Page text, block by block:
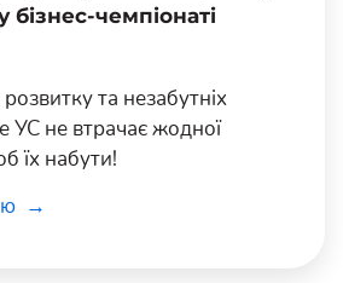
бізнес-чемпіонаті
та незабутніх
УС не втрачає жодної
їх набути!